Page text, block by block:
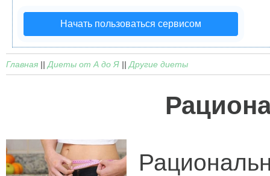
Начать пользоваться сервисом
Главная || Диеты от А до Я || Другие диеты